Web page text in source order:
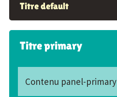
Titre default
Titre primary
Contenu panel-primary